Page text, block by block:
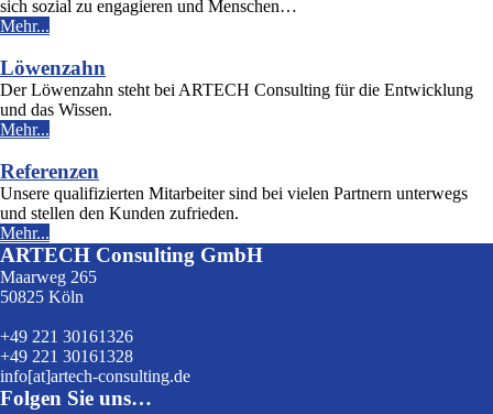
sich sozial zu engagieren und Menschen…
Mehr...
Löwenzahn
Der Löwenzahn steht bei ARTECH Consulting für die Entwicklung
und das Wissen.
Mehr...
Referenzen
Unsere qualifizierten Mitarbeiter sind bei vielen Partnern unterwegs
und stellen den Kunden zufrieden.
Mehr...
ARTECH Consulting GmbH
Maarweg 265
50825 Köln
+49 221 30161326
+49 221 30161328
info[at]artech-consulting.de
Folgen Sie uns…